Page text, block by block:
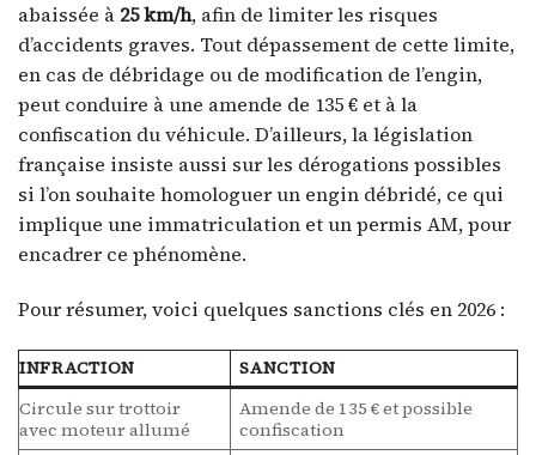
abaissée à 25 km/h, afin de limiter les risques
d’accidents graves. Tout dépassement de cette limite,
en cas de débridage ou de modification de l’engin,
peut conduire à une amende de 135 € et à la
confiscation du véhicule. D’ailleurs, la législation
française insiste aussi sur les dérogations possibles
si l’on souhaite homologuer un engin débridé, ce qui
implique une immatriculation et un permis AM, pour
encadrer ce phénomène.
Pour résumer, voici quelques sanctions clés en 2026 :
INFRACTION
SANCTION
Circule sur trottoir
avec moteur allumé
Amende de 135 € et possible
confiscation